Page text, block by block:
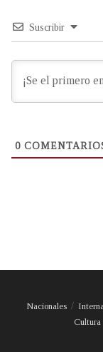
Suscribir
0
Nacionales
Cultura